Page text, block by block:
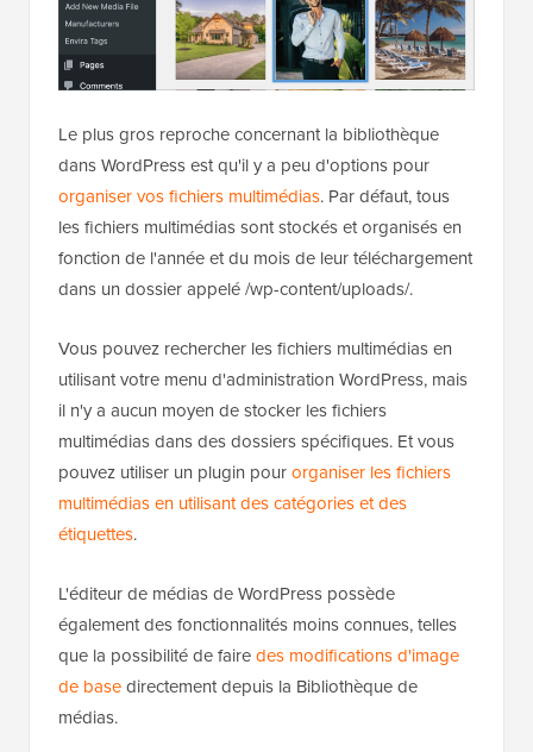
Le plus gros reproche concernant la bibliothèque
dans WordPress est qu'il y a peu d'options pour
organiser vos fichiers multimédias. Par défaut, tous
les fichiers multimédias sont stockés et organisés en
fonction de l'année et du mois de leur téléchargement
dans un dossier appelé /wp-content/uploads/.
Vous pouvez rechercher les fichiers multimédias en
utilisant votre menu d'administration WordPress, mais
il n'y a aucun moyen de stocker les fichiers
multimédias dans des dossiers spécifiques. Et vous
pouvez utiliser un plugin pourorganiser les fichiers
multimédias en utilisant des catégories et des
étiquettes.
L'éditeur de médias de WordPress possède
également des fonctionnalités moins connues, telles
que la possibilité de fairedes modifications d'image
de basedirectement depuis la Bibliothèque de
médias.